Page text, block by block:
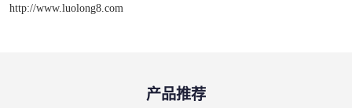
http://www.luolong8.com
产品推荐